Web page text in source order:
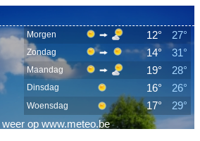
Morgen 12° 27°
Zondag 14° 31°
Maandag 19° 28°
Dinsdag 16° 26°
Woensdag 17°
29°
weerop www.meteo.be